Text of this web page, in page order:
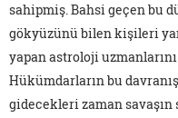
sahipmiş. Bahsi geçen bu
gökyüzünü bilen kişileri
yapan astroloji
Hükümdarların bu
gidecekleri zaman